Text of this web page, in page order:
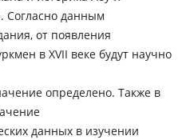
Согласно данным
от появления
в ХVII веке будут научно
определено. Также в
данных в изучении